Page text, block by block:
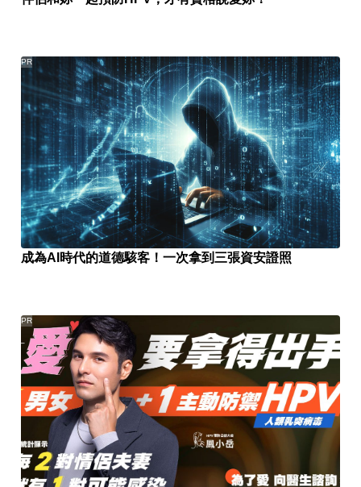
成為AI時代的道德駭客！一次拿到三張資安證照
PR
PR